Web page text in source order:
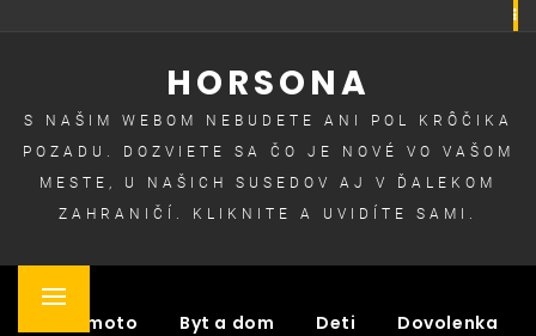
HORSONA
S NAŠIM WEBOM NEBUDETE ANI POL KRÔČIKA
POZADU. DOZVIETE SA ČO JE NOVÉ VO VAŠOM
MESTE, U NAŠICH SUSEDOV AJ V ĎALEKOM
ZAHRANIČÍ. KLIKNITE A UVIDÍTE SAMI.
Primary
Auto moto Byt a dom Deti Dovolenka